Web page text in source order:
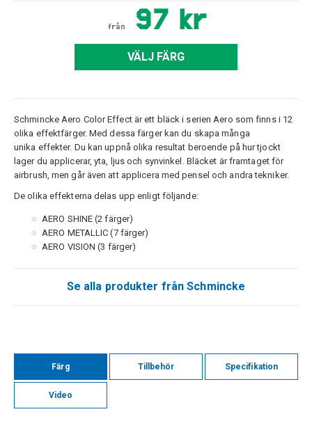
från 97 kr
VÄLJ FÄRG
Schmincke Aero Color Effect är ett bläck i serien Aero som finns i 12
olika effektfärger. Med dessa färger kan du skapa många
unika effekter. Du kan uppnå olika resultat beroende på hur tjockt
lager du applicerar, yta, ljus och synvinkel. Bläcket är framtaget för
airbrush, men går även att applicera med pensel och andra tekniker.
De olika effekterna delas upp enligt följande:
AERO SHINE (2 färger)
AERO METALLIC (7 färger)
AERO VISION (3 färger)
Se alla produkter från Schmincke
Färg Tillbehör Specifikation
Video